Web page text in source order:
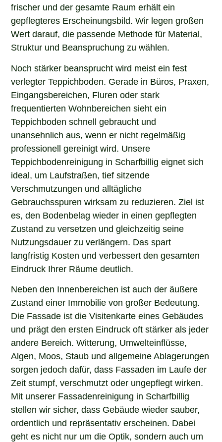
frischer und der gesamte Raum erhält ein
gepflegteres Erscheinungsbild. Wir legen großen
Wert darauf, die passende Methode für Material,
Struktur und Beanspruchung zu wählen.
Noch stärker beansprucht wird meist ein fest
verlegter Teppichboden. Gerade in Büros, Praxen,
Eingangsbereichen, Fluren oder stark
frequentierten Wohnbereichen sieht ein
Teppichboden schnell gebraucht und
unansehnlich aus, wenn er nicht regelmäßig
professionell gereinigt wird. Unsere
Teppichbodenreinigung in Scharfbillig eignet sich
ideal, um Laufstraßen, tief sitzende
Verschmutzungen und alltägliche
Gebrauchsspuren wirksam zu reduzieren. Ziel ist
es, den Bodenbelag wieder in einen gepflegten
Zustand zu versetzen und gleichzeitig seine
Nutzungsdauer zu verlängern. Das spart
langfristig Kosten und verbessert den gesamten
Eindruck Ihrer Räume deutlich.
Neben den Innenbereichen ist auch der äußere
Zustand einer Immobilie von großer Bedeutung.
Die Fassade ist die Visitenkarte eines Gebäudes
und prägt den ersten Eindruck oft stärker als jeder
andere Bereich. Witterung, Umwelteinflüsse,
Algen, Moos, Staub und allgemeine Ablagerungen
sorgen jedoch dafür, dass Fassaden im Laufe der
Zeit stumpf, verschmutzt oder ungepflegt wirken.
Mit unserer Fassadenreinigung in Scharfbillig
stellen wir sicher, dass Gebäude wieder sauber,
ordentlich und repräsentativ erscheinen. Dabei
geht es nicht nur um die Optik, sondern auch um